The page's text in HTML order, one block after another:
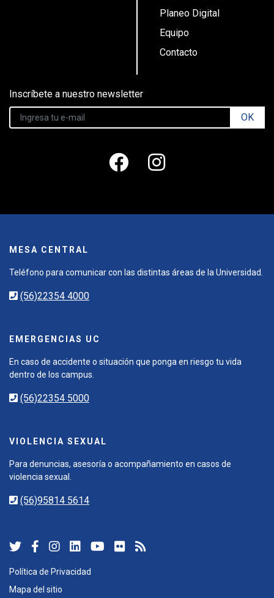
Planeo Digital
Equipo
Contacto
Inscríbete a nuestro newsletter
OK
MESA CENTRAL
Teléfono para comunicar con las distintas áreas de la Universidad.
(56)22354 4000
EMERGENCIAS UC
En caso de accidente o situación que ponga en riesgo tu vida
dentro de los campus.
(56)22354 5000
VIOLENCIA SEXUAL
Para denuncias, asesoría o acompañamiento en casos de
violencia sexual.
(56)95814 5614
Política de Privacidad
Mapa del sitio